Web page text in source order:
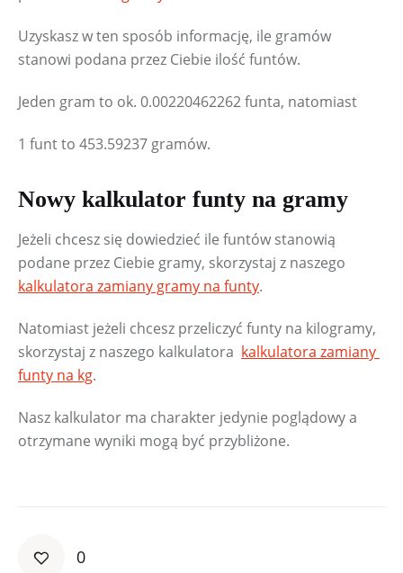
Uzyskasz w ten sposób informację, ile gramów
stanowi podana przez Ciebie ilość funtów.
Jeden gram to ok. 0.00220462262 funta, natomiast
1 funt to 453.59237 gramów.
Nowy kalkulator funty na gramy
Jeżeli chcesz się dowiedzieć ile funtów stanowią
podane przez Ciebie gramy, skorzystaj z naszego
kalkulatora zamiany gramy na funty.
Natomiast jeżeli chcesz przeliczyć funty na kilogramy,
skorzystaj z naszego kalkulatora kalkulatora zamiany
funty na kg.
Nasz kalkulator ma charakter jedynie poglądowy a
otrzymane wyniki mogą być przybliżone.
0